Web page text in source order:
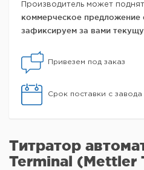
Производитель может
коммерческое предложение
зафиксируем за вами
Привезем под заказ
Срок поставки с завода
Титратор
Terminal (Mettler